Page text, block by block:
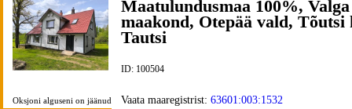
Oksjoni alguseni on jäänud
Maatulundusmaa 100%, Valga
maakond, Otepää vald, Tõutsi
Tautsi
ID: 100504
Vaata maaregistrist: 63601:003:1532